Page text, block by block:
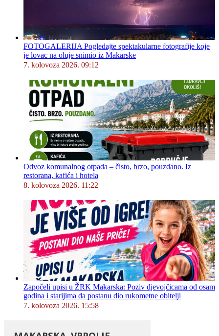
FOTOGALERIJA Pogledajte spektakularne fotografije koje
je lovac na oluje snimio iz Makarske
7. kolovoza 2026. 09:12
Odvoz komunalnog otpada – čisto, brzo, pouzdano. Iz
restorana, kafića i hotela
8. kolovoza 2026. 11:22
Započeli upisi u ŽRK Makarska: Poziv djevojčicama od osam
godina i starijima da postanu dio rukometne obitelji
7. kolovoza 2026. 15:58